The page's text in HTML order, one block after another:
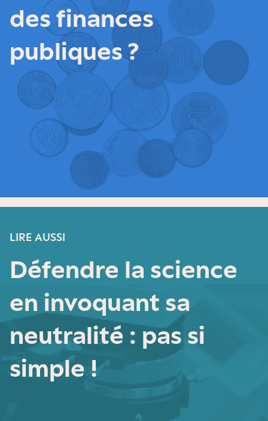
des finances
publiques ?
LIRE AUSSI
Défendre la science
en invoquant sa
neutralité : pas si
simple !